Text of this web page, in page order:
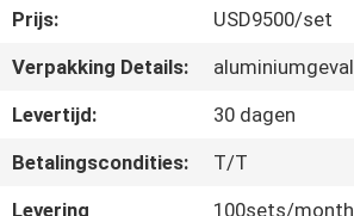
CONTACTEER
ONS
VERZOEK
Prijs:
USD9500/set
Verpakking Details:
aluminiumgeval
Levertijd:
30 dagen
Betalingscondities:
T/T
Levering
100sets/month